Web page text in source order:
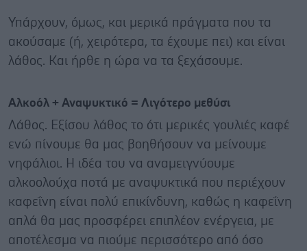
Υπάρχουν, όμως, και μερικά πράγματα που τα
ακούσαμε (ή, χειρότερα, τα έχουμε πει) και είναι
λάθος. Και ήρθε η ώρα να τα ξεχάσουμε.
Αλκοόλ + Αναψυκτικό = Λιγότερο μεθύσι
Λάθος. Εξίσου λάθος το ότι μερικές γουλιές καφέ
ενώ πίνουμε θα μας βοηθήσουν να μείνουμε
νηφάλιοι. Η ιδέα του να αναμειγνύουμε
αλκοολούχα ποτά με αναψυκτικά που περιέχουν
καφεΐνη είναι πολύ επικίνδυνη, καθώς η καφεΐνη
απλά θα μας προσφέρει επιπλέον ενέργεια, με
αποτέλεσμα να πιούμε περισσότερο από όσο